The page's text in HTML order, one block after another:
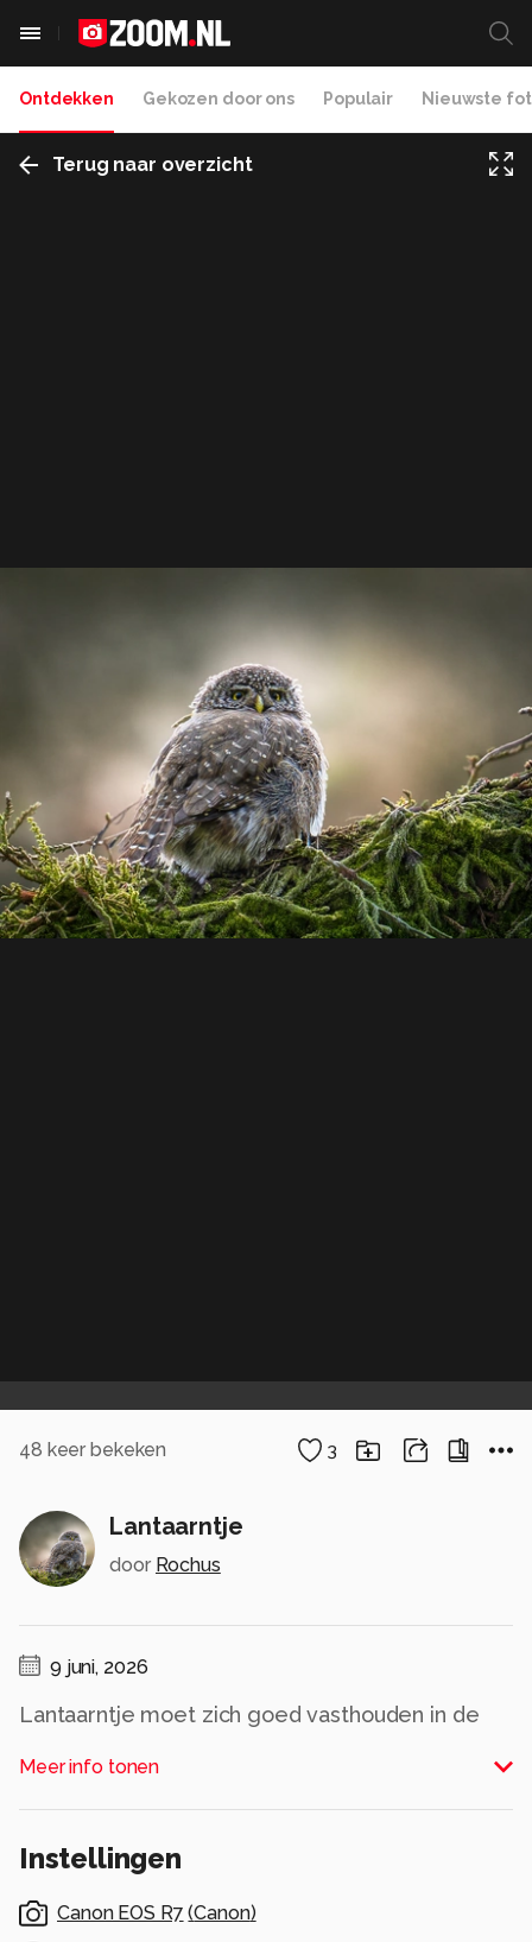
Ontdekken Gekozen door ons Populair Nieuwste
Terug naar overzicht
48 keer bekeken 3
Lantaarntje
door Rochus
9 juni, 2026
Lantaarntje moet zich goed vasthouden in de
Meer info tonen
Instellingen
Canon EOS R7 (Canon)